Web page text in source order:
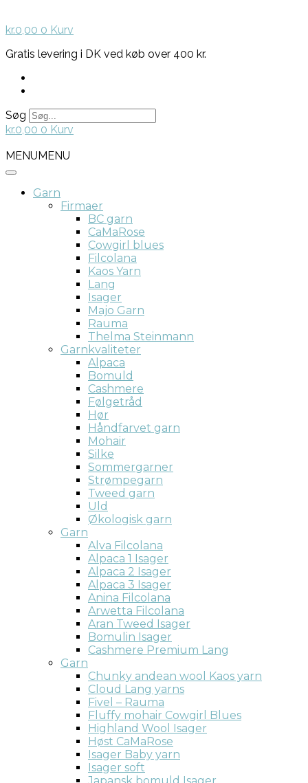
kr.0,00 0 Kurv
Gratis levering i DK ved køb over 400 kr.
Søg
kr.0,00 0 Kurv
MENUMENU
Garn
Firmaer
BC garn
CaMaRose
Cowgirl blues
Filcolana
Kaos Yarn
Lang
Isager
Majo Garn
Rauma
Thelma Steinmann
Garnkvaliteter
Alpaca
Bomuld
Cashmere
Følgetråd
Hør
Håndfarvet garn
Mohair
Silke
Sommergarner
Strømpegarn
Tweed garn
Uld
Økologisk garn
Garn
Alva Filcolana
Alpaca 1 Isager
Alpaca 2 Isager
Alpaca 3 Isager
Anina Filcolana
Arwetta Filcolana
Aran Tweed Isager
Bomulin Isager
Cashmere Premium Lang
Garn
Chunky andean wool Kaos yarn
Cloud Lang yarns
Fivel – Rauma
Fluffy mohair Cowgirl Blues
Highland Wool Isager
Høst CaMaRose
Isager Baby yarn
Isager soft